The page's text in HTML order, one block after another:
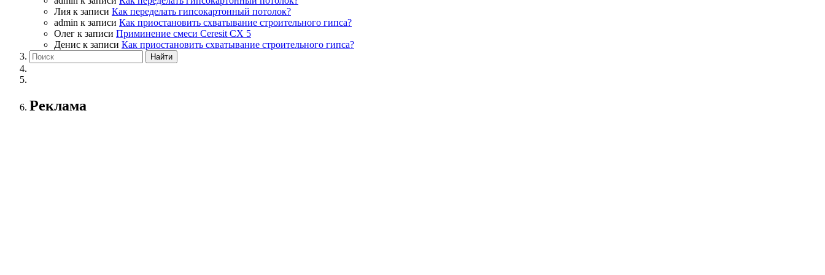
Лия к записи Как переделать гипсокартонный потолок?
admin к записи Как приостановить схватывание строительного гипса?
Олег к записи Приминение смеси Ceresit СХ 5
Денис к записи Как приостановить схватывание строительного гипса?
Реклама